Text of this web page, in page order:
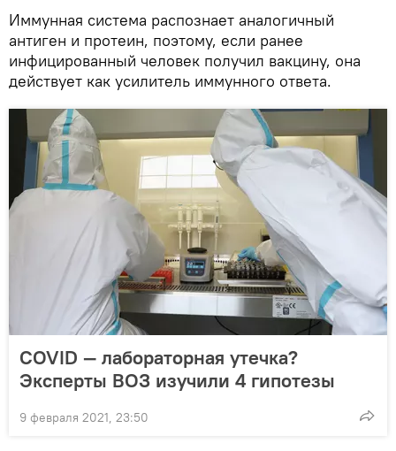
Иммунная система распознает аналогичный
антиген и протеин, поэтому, если ранее
инфицированный человек получил вакцину, она
действует как усилитель иммунного ответа.
COVID — лабораторная утечка?
Эксперты ВОЗ изучили 4 гипотезы
9 февраля 2021, 23:50